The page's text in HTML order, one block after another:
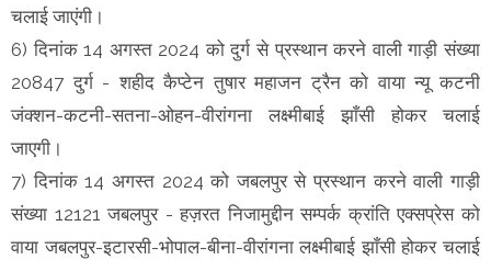
चलाई जाएंगी।
6) दिनांक 14 अगस्त 2024 को दुर्ग से प्रस्थान करने वाली गाड़ी संख्या
20847 दुर्ग - शहीद कैप्टेन तुषार महाजन ट्रैन को वाया न्यू कटनी
जंक्शन-कटनी-सतना-ओहन-वीरांगना लक्ष्मीबाई झाँसी होकर चलाई
जाएगी।
7) दिनांक 14 अगस्त 2024 को जबलपुर से प्रस्थान करने वाली गाड़ी
संख्या 12121 जबलपुर - हज़रत निजामुद्दीन सम्पर्क क्रांति एक्सप्रेस को
वाया जबलपुर-इटारसी-भोपाल-बीना-वीरांगना लक्ष्मीबाई झाँसी होकर चलाई